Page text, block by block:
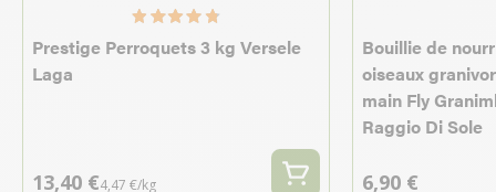
Prestige Perroquets 3 kg Versele
Laga
13,40 €4,47 €/kg
Bouillie de
oiseaux
main Fly
Raggio Di Sole
6,90 €